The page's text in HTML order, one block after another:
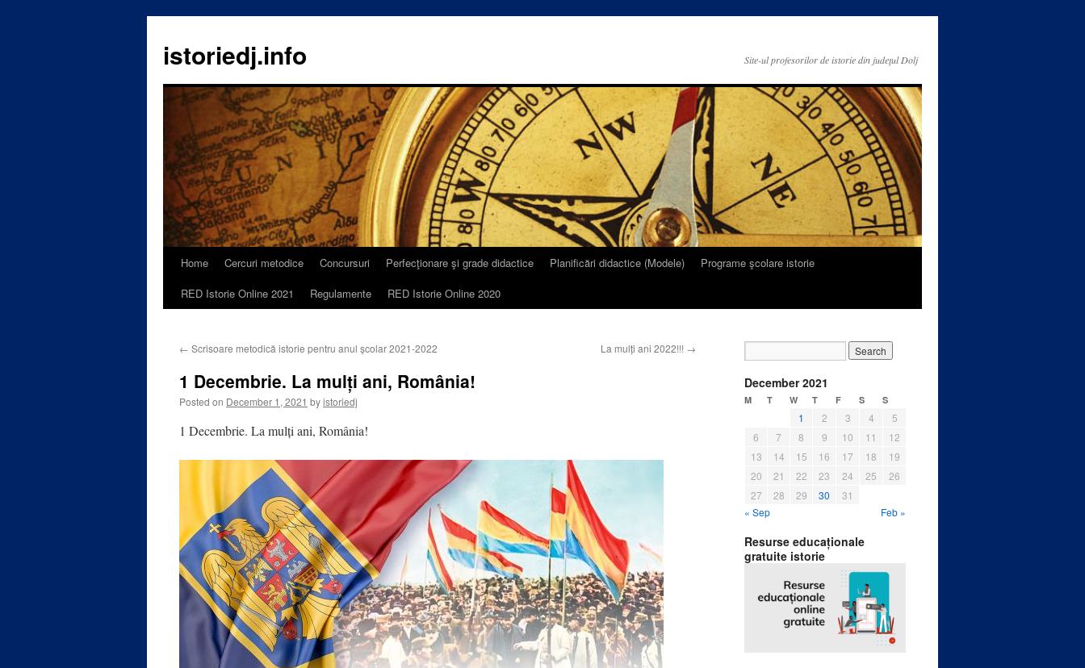
istoriedj.info Site-ul profesorilor de istorie din judeţul Dolj
SkipHome Cercuri metodice Concursuri Perfecţionare şi grade didactice Planificări didactice (Modele)
Programe şcolare istorie
RED Istorie Online 2021
Regulamente RED Istorie Online 2020
← Scrisoare metodică istorie pentru anul școlar 2021-2022 La mulți ani 2022!!! →
1 Decembrie. La mulți ani, România!
Posted on December 1, 2021 byistoriedj
1 Decembrie. La mulți ani, România!
December 2021
M T W T F S S
1 2 3 4
5
6
7 8 9 10 11
12
13
14 15 16 17 18
19
20
21 22 23 24 25
26
27
28 29 30
31
« Sep
Feb »
Resurse educaționale
gratuite istorie